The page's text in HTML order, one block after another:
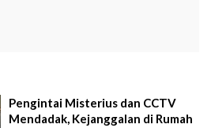
Pengintai Misterius dan CCTV
Mendadak, Kejanggalan di Rumah